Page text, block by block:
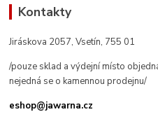
Kontakty
Jiráskova 2057, Vsetín, 755 01
/pouze sklad a výdejní místo
nejedná se o kamennou prodejnu/
eshop@jawarna.cz